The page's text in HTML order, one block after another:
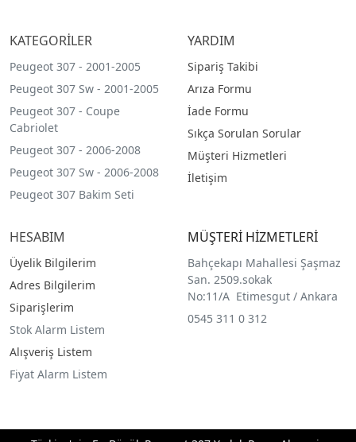
KATEGORİLER
Peugeot 307 - 2001-2005
Peugeot 307 Sw - 2001-2005
Peugeot 307 - Coupe
Cabriolet
Peugeot 307 - 2006-2008
Peugeot 307 Sw - 2006-2008
Peugeot 307 Bakim Seti
YARDIM
Sipariş Takibi
Arıza Formu
İade Formu
Sıkça Sorulan Sorular
Müşteri Hizmetleri
İletişim
HESABIM
Üyelik Bilgilerim
Adres Bilgilerim
Siparişlerim
Stok Alarm Listem
Alışveriş Listem
Fiyat Alarm Listem
MÜŞTERİ HİZMETLERİ
Bahçekapı Mahallesi Şaşmaz
San. 2509.sokak
No:11/A Etimesgut / Ankara
0545 311 0 312